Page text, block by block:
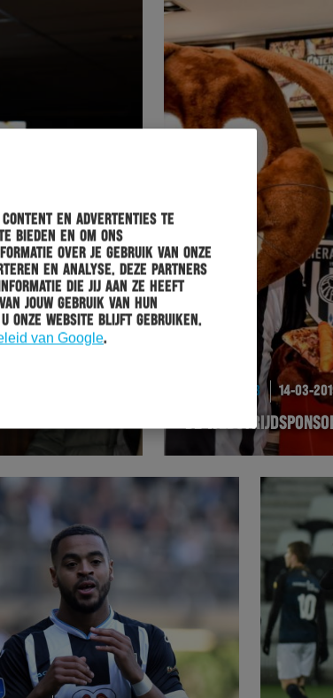
content en advertenties te
bieden en om ons
over je gebruik van onze
en analyse. Deze partners
die jij aan ze heeft
jouw gebruik van hun
onze website blijft gebruiken.
van Google.
AVC: “MOOIE
BUSINESSCLUB 14-03-
DE